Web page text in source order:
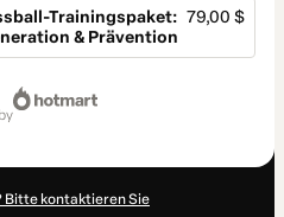
Trainingspaket:
& Prävention
79,00 $
Bitte kontaktieren Sie